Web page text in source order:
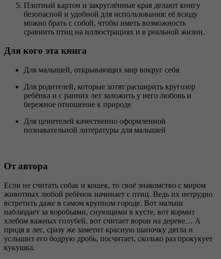
Плотный картон и закруглённые края делают книгу
безопасной и удобной для использования: её всюду
можно брать с собой, чтобы иметь возможность
сравнить птиц на иллюстрациях и в реальной жизни.
Для кого эта книга
Для малышей, открывающих мир вокруг себя
Для родителей, которые хотят расширить кругозор
ребёнка и с ранних лет заложить у него любовь и
бережное отношение к природе
Для ценителей качественно оформленной
познавательной литературы для малышей
От автора
Если не считать собак и кошек, то своё знакомство с миром
животных любой ребёнок начинает с птиц. Ведь их нетрудно
встретить даже в самом крупном городе. Вот малыш
наблюдает за воробьями, снующими в кусте, вот кормит
хлебом важных голубей, вот считает ворон на дереве… А
придя в лес, сразу же заметит красную шапочку дятла и
услышит его бодрую дробь, посчитает, сколько раз прокукует
кукушка.